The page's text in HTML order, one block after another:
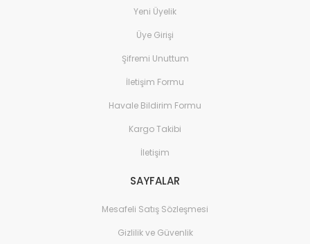
Yeni Üyelik
Üye Girişi
Şifremi Unuttum
İletişim Formu
Havale Bildirim Formu
Kargo Takibi
İletişim
SAYFALAR
Mesafeli Satış Sözleşmesi
Gizlilik ve Güvenlik